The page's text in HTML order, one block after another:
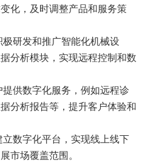
化，及时调整产品和服务策
研发和推广智能化机械设
分析模块，实现远程控制和数
供数字化服务，例如远程诊
分析报告等，提升客户体验和
数字化平台，实现线上线下
市场覆盖范围。